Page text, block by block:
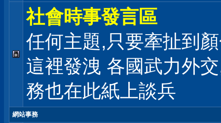
社會時事發言區
任何主題,只要牽扯到
這裡發洩 各國武力外
務也在此紙上談兵
網站事務